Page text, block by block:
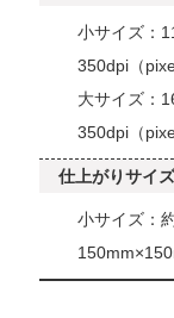
小サイズ：
350dpi（
大サイズ：
350dpi（
仕上がりサイズ
小サイズ：